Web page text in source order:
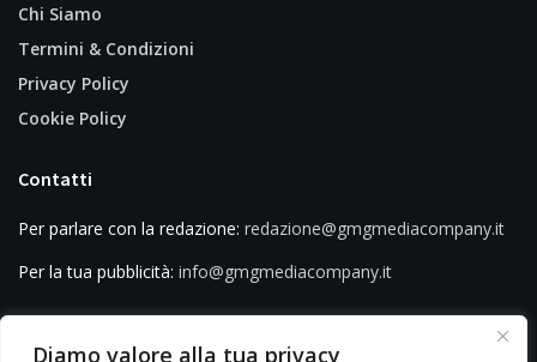
Diamo valore alla tua privacy
Chi Siamo
Termini & Condizioni
Privacy Policy
Cookie Policy
Contatti
Per parlare con la redazione: redazione@gmgmediacompany.it
Per la tua pubblicità: info@gmgmediacompany.it